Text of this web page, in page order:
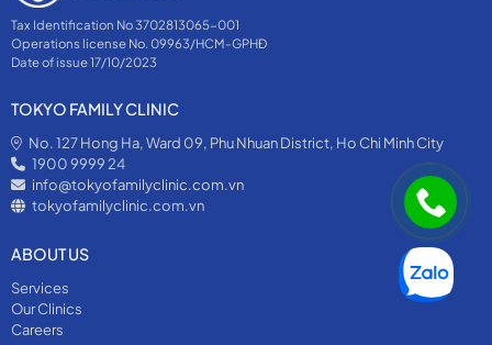
Tax Identification No 3702813065-001
Operations license No. 09963/HCM-GPHĐ
Date of issue 17/10/2023
TOKYO FAMILY CLINIC
No. 127 Hong Ha, Ward 09, Phu Nhuan District, Ho Chi Minh City
1900 9999 24
info@tokyofamilyclinic.com.vn
tokyofamilyclinic.com.vn
ABOUT US
Services
Our Clinics
Careers